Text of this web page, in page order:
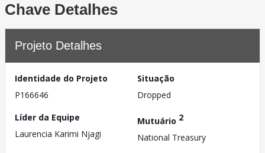
Chave Detalhes
Projeto Detalhes
Identidade do Projeto
P166646
Situação
Dropped
Líder da Equipe
Laurencia Karimi Njagi
Mutuário 2
National Treasury